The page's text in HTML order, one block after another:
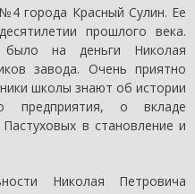
города Красный Сулин. Ее
прошлого века.
было на деньги Николая
завода. Очень приятно
школы знают об истории
предприятия, о вкладе
в становление и
Николая Петровича